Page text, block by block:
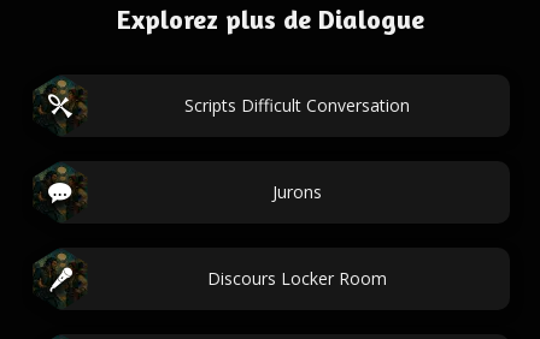
Explorez plus de Dialogue
Scripts Difficult Conversation
Jurons
Discours Locker Room